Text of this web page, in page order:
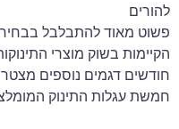
להורים
פשוט מאוד להתבלבל
הקיימות בשוק מוצרי
חודשים דגמים נוספים
חמשת עגלות התינוק המומלצות